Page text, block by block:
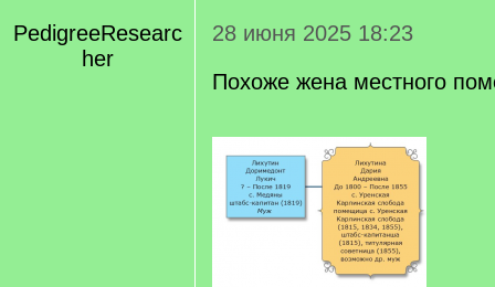
PedigreeResearc
her
28 июня 2025 18:23
Похоже жена местного